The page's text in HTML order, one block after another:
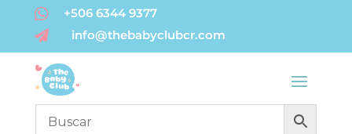
 +506 6344 9377
 info@thebabyclubcr.com